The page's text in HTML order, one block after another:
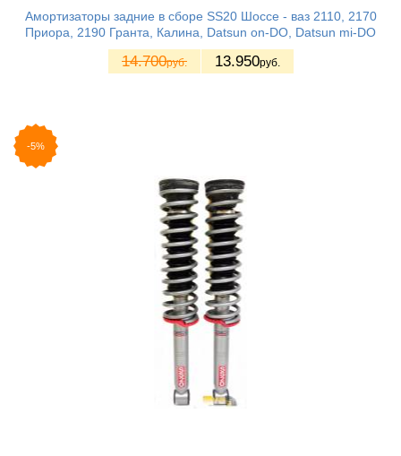
Амортизаторы задние в сборе SS20 Шоссе - ваз 2110, 2170
Приора, 2190 Гранта, Калина, Datsun on-DO, Datsun mi-DO
14.700руб. 13.950руб.
-5%